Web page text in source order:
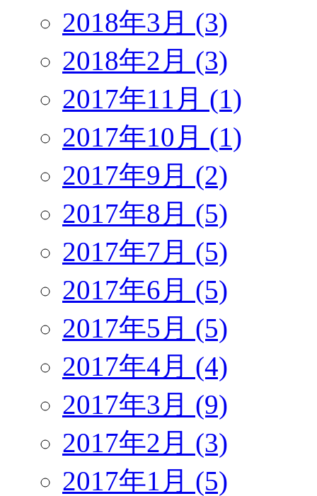
2018年3月 (3)
2018年2月 (3)
2017年11月 (1)
2017年10月 (1)
2017年9月 (2)
2017年8月 (5)
2017年7月 (5)
2017年6月 (5)
2017年5月 (5)
2017年4月 (4)
2017年3月 (9)
2017年2月 (3)
2017年1月 (5)